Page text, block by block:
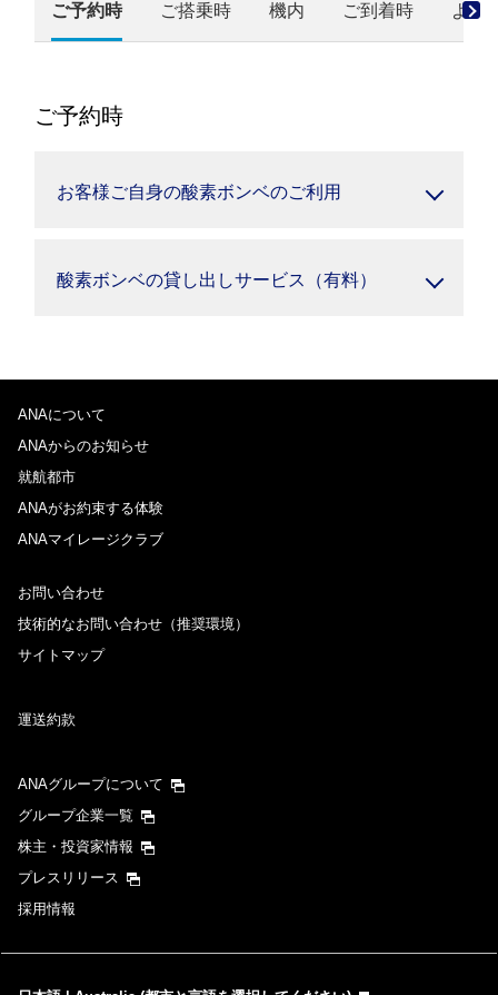
ご予約時 ご搭乗時 機内 ご到着時 よく
ご予約時
お客様ご自身の酸素ボンベのご利用
酸素ボンベの貸し出しサービス（有料）
ANAについて
ANAからのお知らせ
就航都市
ANAがお約束する体験
ANAマイレージクラブ
お問い合わせ
技術的なお問い合わせ（推奨環境）
サイトマップ
運送約款
ANAグループについて
グループ企業一覧
株主・投資家情報
プレスリリース
採用情報